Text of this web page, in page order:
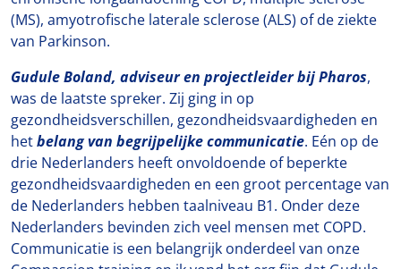
(MS), amyotrofische laterale sclerose (ALS) of de ziekte
van Parkinson.
Gudule Boland, adviseur en projectleider bij Pharos,
was de laatste spreker. Zij ging in op
gezondheidsverschillen, gezondheidsvaardigheden en
hetbelang van begrijpelijke communicatie. Eén op de
drie Nederlanders heeft onvoldoende of beperkte
gezondheidsvaardigheden en een groot percentage van
de Nederlanders hebben taalniveau B1. Onder deze
Nederlanders bevinden zich veel mensen met COPD.
Communicatie is een belangrijk onderdeel van onze